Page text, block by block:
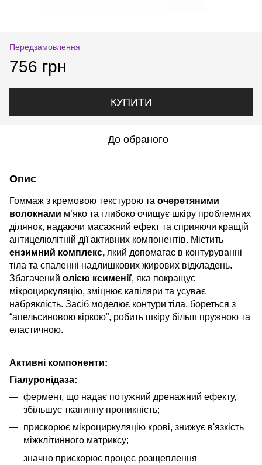
Передзамовлення
756 грн
КУПИТИ
До обраного
Опис
Гоммаж з кремовою текстурою та очеретяними
волокнами м’яко та глибоко очищує шкіру проблемних
ділянок, надаючи масажний ефект та сприяючи кращій
антицелюлітній дії активних компонентів. Містить
ензимний комплекс, який допомагає в контуруванні
тіла та спаленні надлишкових жирових відкладень.
Збагачений олією ксименії, яка покращує
мікроциркуляцію, зміцнює капіляри та усуває
набряклість. Засіб моделює контури тіла, бореться з
“апельсиновою кіркою”, робить шкіру більш пружною та
еластичною.
Активні компоненти:
Гіалуронідаза:
фермент, що надає потужний дренажний ефекту,
збільшує тканинну проникність;
прискорює мікроциркуляцію крові, знижує в'язкість
міжклітинного матриксу;
значно прискорює процес розщеплення